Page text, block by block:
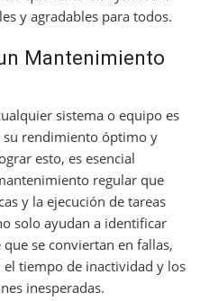
y agradables para todos.
Mantenimiento
sistema o equipo es
rendimiento óptimo y
esto, es esencial
regular que
y la ejecución de tareas
solo ayudan a identificar
se conviertan en fallas,
tiempo de inactividad y los
inesperadas.